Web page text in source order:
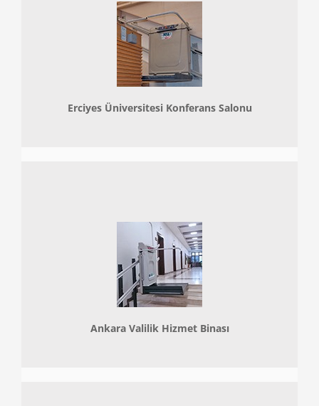
Erciyes Üniversitesi Konferans Salonu
Ankara Valilik Hizmet Binası